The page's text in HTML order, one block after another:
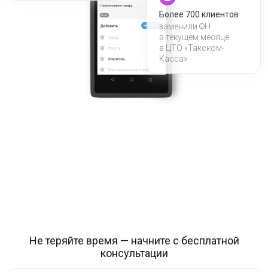
Не теряйте время — начните с бесплатной
консультации
Более 700 клиентов
заменили ФН
в текущем месяце
в ЦТО «Такском-
Касса»